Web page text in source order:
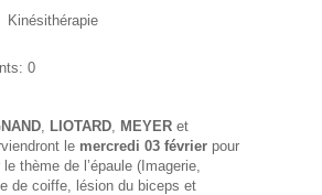
Kinésithérapie
0
LIOTARD MEYER et
le mercredi 03 février pour
thème de l’épaule (Imagerie,
de coiffe, lésion du biceps et